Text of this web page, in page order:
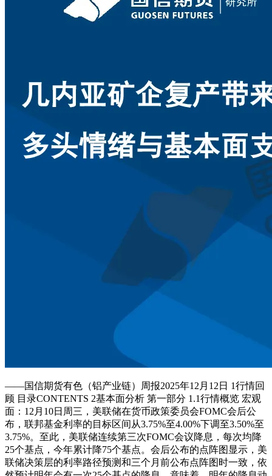
——国信期货有色（铝产业链）周报2025年12月12日 1行情回
顾 目录CONTENTS 2基本面分析 第一部分 1.1行情概览 宏观
面：12月10日周三，美联储在货币政策委员会FOMC会后公
布，联邦基金利率的目标区间从3.75%至4.00%下调至3.50%至
3.75%。至此，美联储连续第三次FOMC会议降息，每次均降
25个基点，今年累计降75个基点。会后公布的点阵图显示，美
联储决策层的利率路径预测和三个月前公布点阵图时一致，依